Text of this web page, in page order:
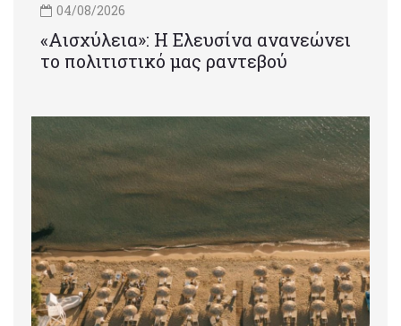
04/08/2026
«Αισχύλεια»: Η Ελευσίνα ανανεώνει
το πολιτιστικό μας ραντεβού